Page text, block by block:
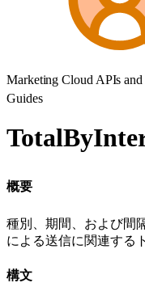
Marketing Cloud APIs
Guides
概要
種別、期間、および間
による送信に関連する
構文